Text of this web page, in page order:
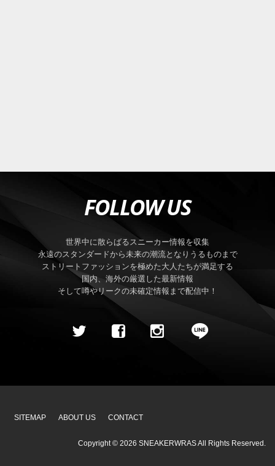
FOLLOW US
世界中に散らばるスニーカー情報を収集
永遠のスタンダードから未来の潮流となりうるものまで
ストリートファッションを極めた大人たちが満足する
国内、海外の厳選した最新情報
そして噂やリークの未確定情報まで配信中！
SITEMAP ABOUT US CONTACT
Copyright © 2026 SNEAKERWRASAll Rights Reserved.